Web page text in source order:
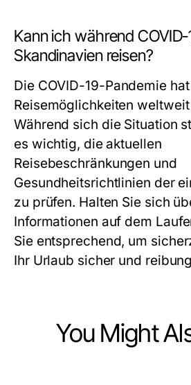
Kann ich während
Skandinavien reisen?
Die COVID-19-Pandemie
Reisemöglichkeiten
Während sich die Situation
es wichtig, die aktuellen
Reisebeschränkungen und
Gesundheitsrichtlinien der
zu prüfen. Halten Sie sich
Informationen auf dem
Sie entsprechend, um
Ihr Urlaub sicher und
You Might